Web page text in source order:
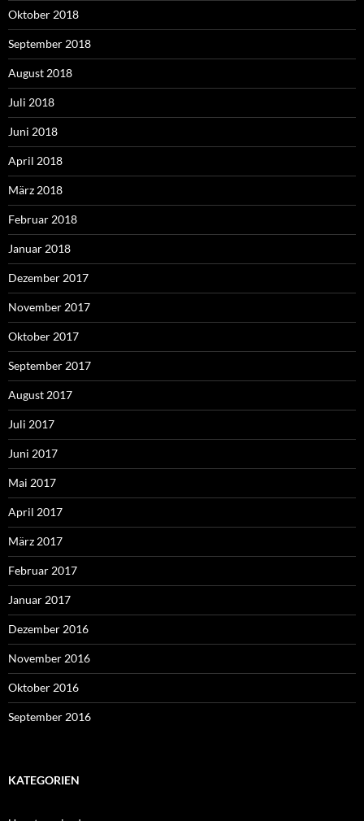
Oktober 2018
September 2018
August 2018
Juli 2018
Juni 2018
April 2018
März 2018
Februar 2018
Januar 2018
Dezember 2017
November 2017
Oktober 2017
September 2017
August 2017
Juli 2017
Juni 2017
Mai 2017
April 2017
März 2017
Februar 2017
Januar 2017
Dezember 2016
November 2016
Oktober 2016
September 2016
KATEGORIEN